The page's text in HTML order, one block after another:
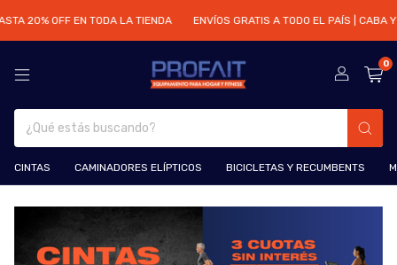
20% OFF EN TODA LA TIENDA ENVÍOS GRATIS A TODO EL PAÍS | CABA Y
0
CINTAS CAMINADORES ELÍPTICOS BICICLETAS Y RECUMBENTS